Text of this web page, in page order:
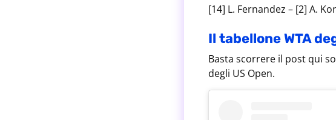
[14] L. Fernandez – [2] A.
Il tabellone WTA
Basta scorrere il post qui
degli US Open.